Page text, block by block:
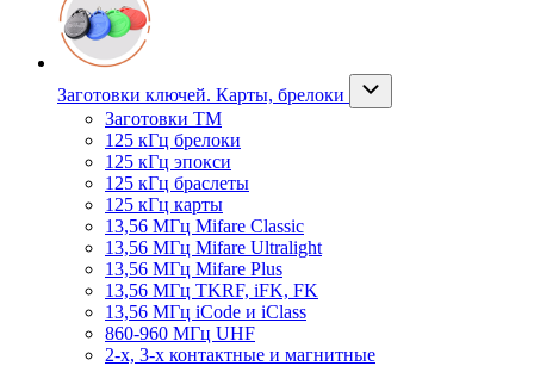
Заготовки ключей. Карты, брелоки
Заготовки ТМ
125 кГц брелоки
125 кГц эпокси
125 кГц браслеты
125 кГц карты
13,56 МГц Mifare Classic
13,56 МГц Mifare Ultralight
13,56 МГц Mifare Plus
13,56 МГц TKRF, iFK, FK
13,56 МГц iCode и iClass
860-960 МГц UHF
2-х, 3-х контактные и магнитные